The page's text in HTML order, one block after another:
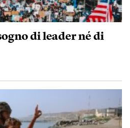
di leader né di